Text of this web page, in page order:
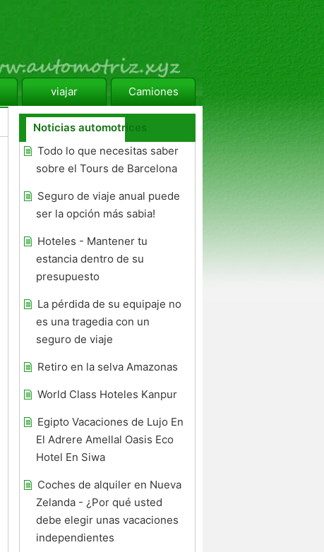
viajar Camiones
Noticias automotrices
Todo lo que necesitas saber
sobre el Tours de Barcelona
Seguro de viaje anual puede
ser la opción más sabia!
Hoteles - Mantener tu
estancia dentro de su
presupuesto
La pérdida de su equipaje no
es una tragedia con un
seguro de viaje
Retiro en la selva Amazonas
World Class Hoteles Kanpur
Egipto Vacaciones de Lujo En
El Adrere Amellal Oasis Eco
Hotel En Siwa
Coches de alquiler en Nueva
Zelanda - ¿Por qué usted
debe elegir unas vacaciones
independientes